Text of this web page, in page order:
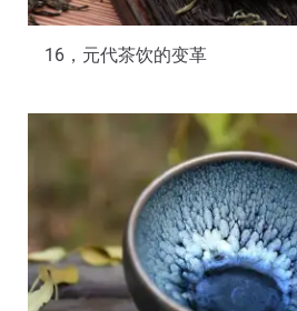
16，元代茶饮的变革